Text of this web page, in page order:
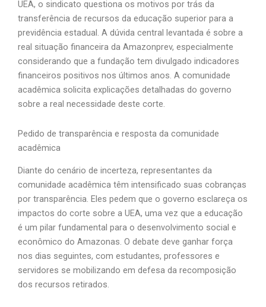
UEA, o sindicato questiona os motivos por trás da
transferência de recursos da educação superior para a
previdência estadual. A dúvida central levantada é sobre a
real situação financeira da Amazonprev, especialmente
considerando que a fundação tem divulgado indicadores
financeiros positivos nos últimos anos. A comunidade
acadêmica solicita explicações detalhadas do governo
sobre a real necessidade deste corte.
Pedido de transparência e resposta da comunidade
acadêmica
Diante do cenário de incerteza, representantes da
comunidade acadêmica têm intensificado suas cobranças
por transparência. Eles pedem que o governo esclareça os
impactos do corte sobre a UEA, uma vez que a educação
é um pilar fundamental para o desenvolvimento social e
econômico do Amazonas. O debate deve ganhar força
nos dias seguintes, com estudantes, professores e
servidores se mobilizando em defesa da recomposição
dos recursos retirados.